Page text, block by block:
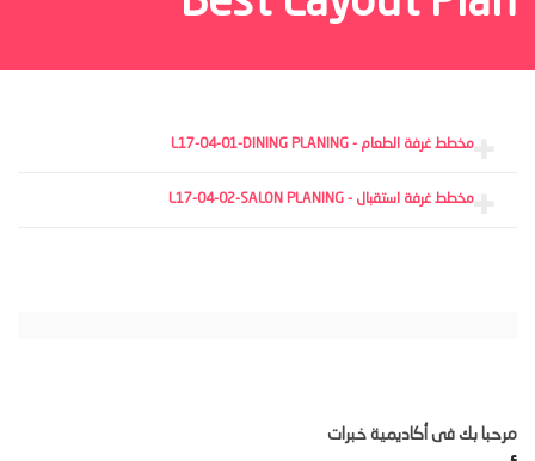
مخطط غرفة الطعام - L17-04-01-DINING PLANING
مخطط غرفة استقبال - L17-04-02-SALON PLANING
مرحبا بك فى أكاديمية خبرات